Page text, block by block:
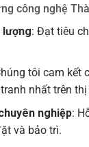
công nghệ
lượng: Đạt tiêu
tôi cam kết
nhất trên
nghiệp:
và bảo trì.